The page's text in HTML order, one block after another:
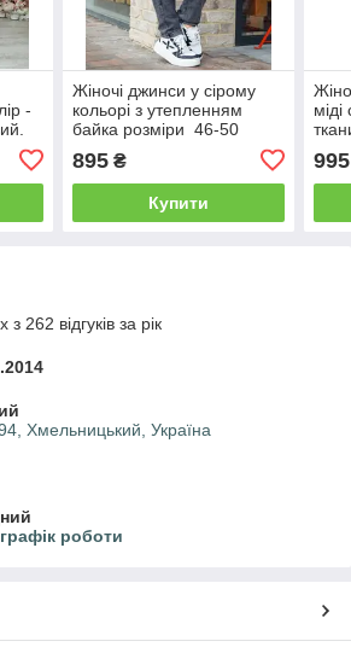
-
Жіночі джинси у сірому
кольорі з утепленням
байка розміри 46-50
895₴
Купити
32-
995
262 відгуків за рік
Хмельницький, Україна
роботи